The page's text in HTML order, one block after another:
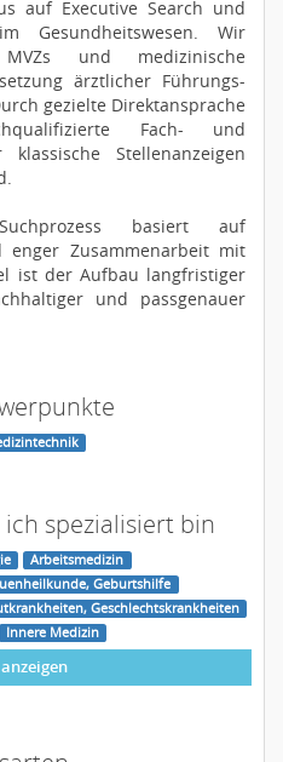
auf Executive Search und
Gesundheitswesen. Wir
und medizinische
ärztlicher Führungs-
gezielte Direktansprache
Fach- und
Stellenanzeigen
basiert auf
enger Zusammenarbeit mit
ist der Aufbau langfristiger
und passgenauer
spezialisiert bin
Arbeitsmedizin
Geburtshilfe
Geschlechtskrankheiten
Innere Medizin